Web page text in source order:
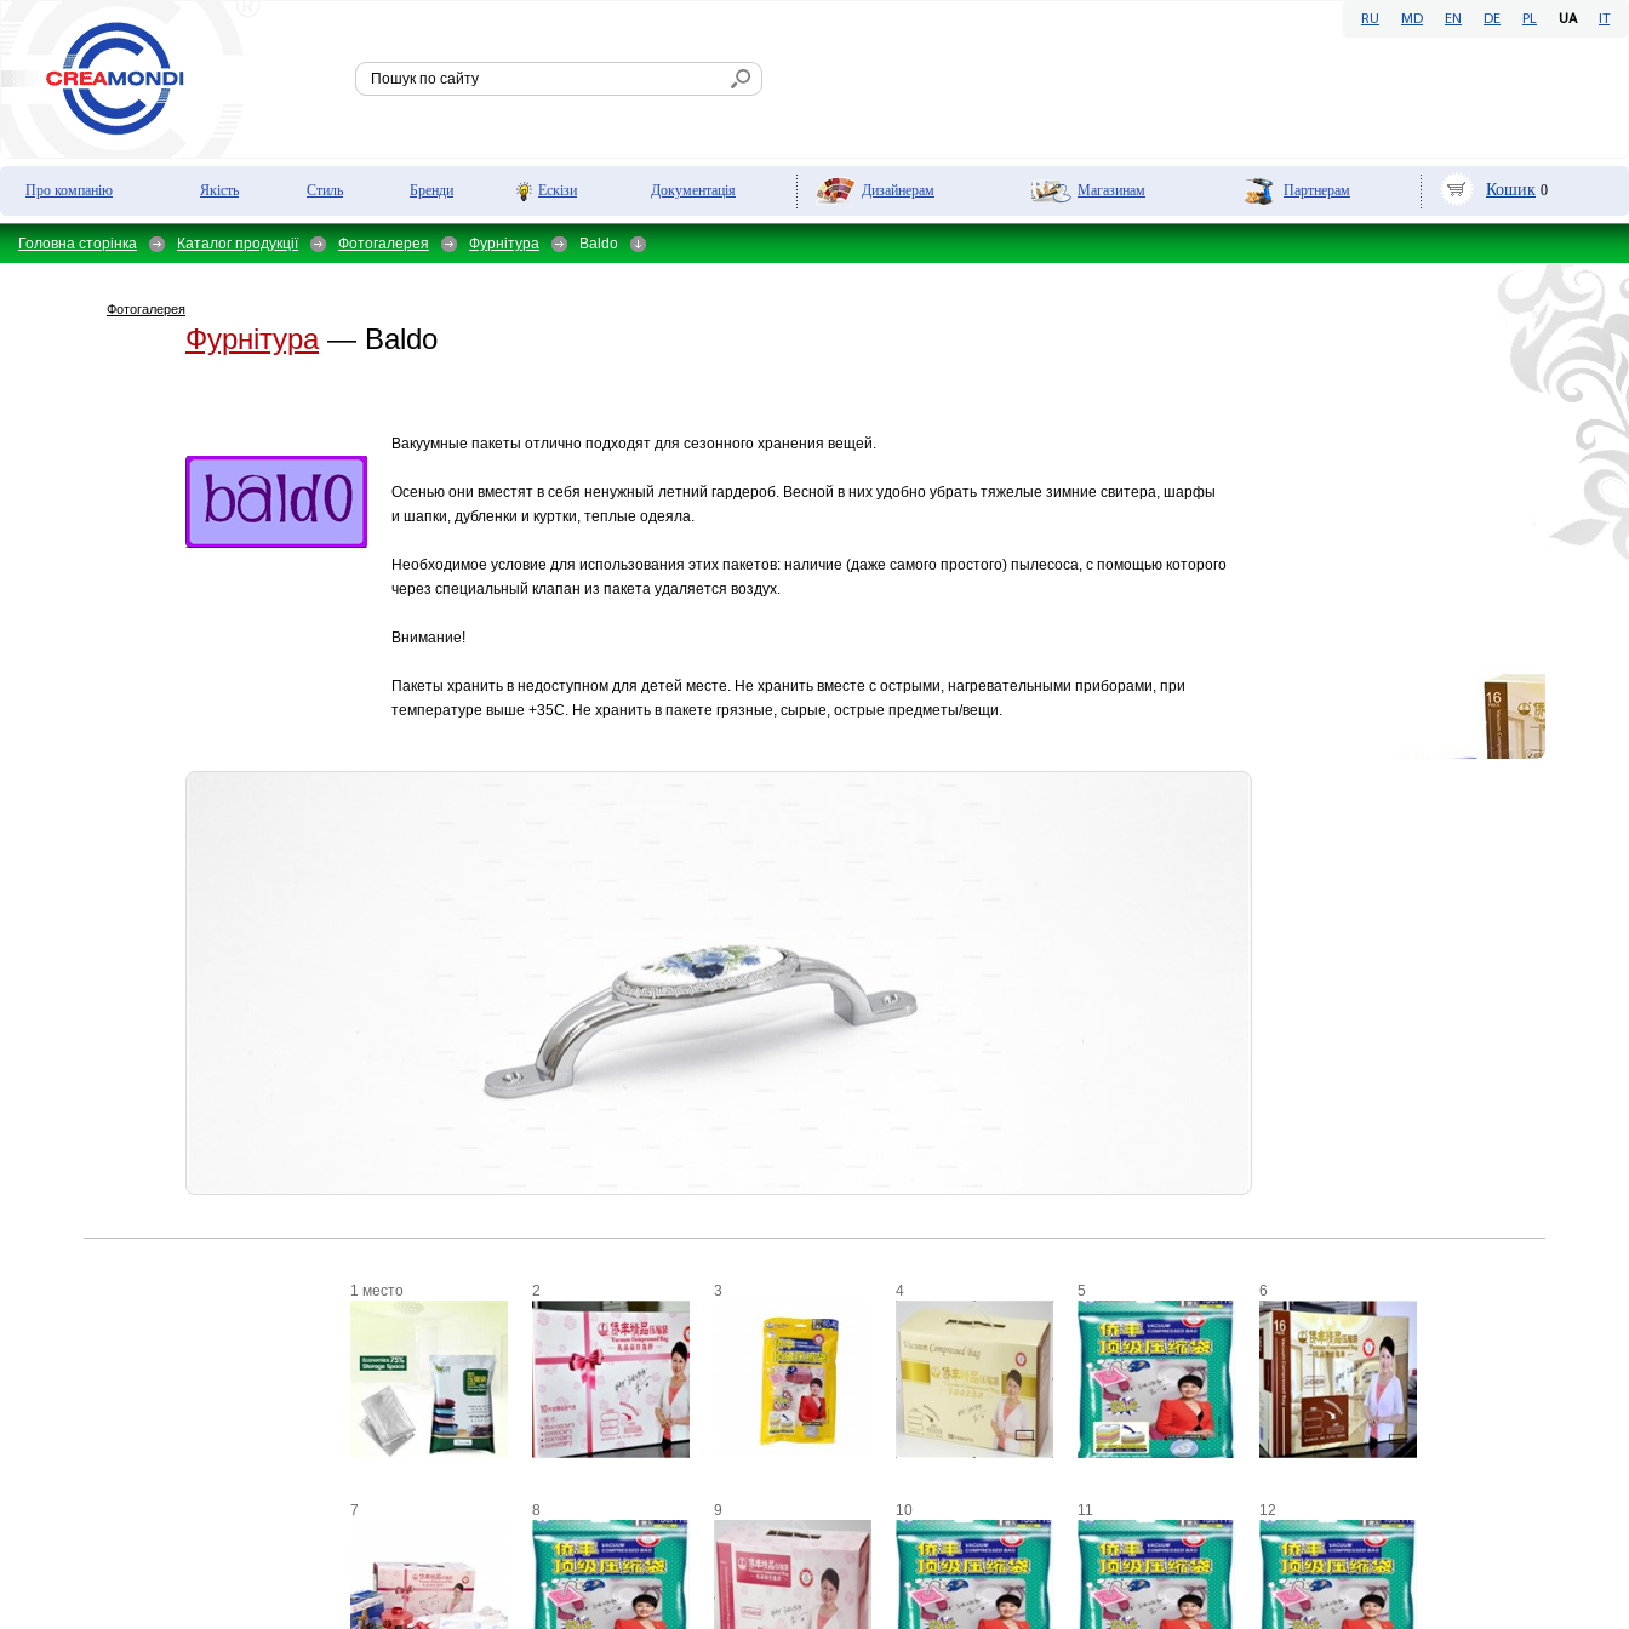
RU MD EN DE PL UA IT
Про компанію Якість Стиль Бренди Ескізи Документація Дизайнерам Мaгазинам Партнерам Кошик 0
Головна сторінка Каталог продукції Фотогалерея Фурнітура Baldo
Фотогалерея
Фурнітура— Baldo
Вакуумные пакеты отлично подходят для сезонного хранения вещей.
Осенью они вместят в себя ненужный летний гардероб. Весной в них удобно убрать тяжелые зимние свитера, шарфы
и шапки, дубленки и куртки, теплые одеяла.
Необходимое условие для использования этих пакетов: наличие (даже самого простого) пылесоса, с помощью которого
через специальный клапан из пакета удаляется воздух.
Внимание!
Пакеты хранить в недоступном для детей месте. Не хранить вместе с острыми, нагревательными приборами, при
температуре выше +35С. Не хранить в пакете грязные, сырые, острые предметы/вещи.
1 место 2 3 4 5 6
7 8 9 10 11 12